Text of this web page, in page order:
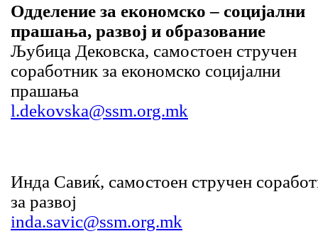
Одделение за економско – социјални
прашања, развој и образование
Љубица Дековска, самостоен стручен
соработник за економско социјални
прашања
l.dekovska@ssm.org.mk
Инда Савиќ, самостоен стручен
за развој
inda.savic@ssm.org.mk